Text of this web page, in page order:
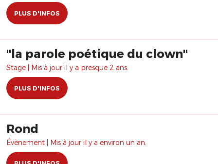
PLUS D'INFOS
"la parole poétique du clown"
Stage | Mis à jour il y a presque 2 ans.
PLUS D'INFOS
Rond
Évènement | Mis à jour il y a environ un an.